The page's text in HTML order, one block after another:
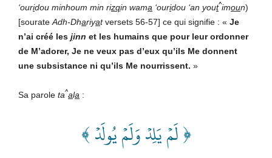
‘ouridou minhoum min rizqin wama ‘ouridou ‘an yout^imoun)
[sourate Adh-Dhariyatversets 56-57] ce qui signifie : « Je
n’ai créé les jinn et les humains que pour leur ordonner
de M’adorer, Je ne veux pas d’eux qu’ils Me donnent
une subsistance ni qu’ils Me nourrissent. »
Sa parole ta^ala :
﴿ لَمۡ يَلِدۡ وَلَمۡ يُولَدۡ ﴾